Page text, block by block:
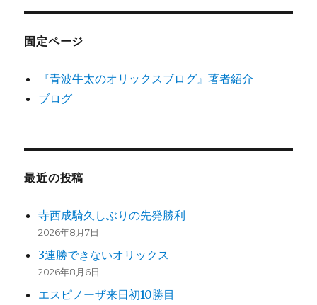
固定ページ
『青波牛太のオリックスブログ』著者紹介
ブログ
最近の投稿
寺西成騎久しぶりの先発勝利
2026年8月7日
3連勝できないオリックス
2026年8月6日
エスピノーザ来日初10勝目